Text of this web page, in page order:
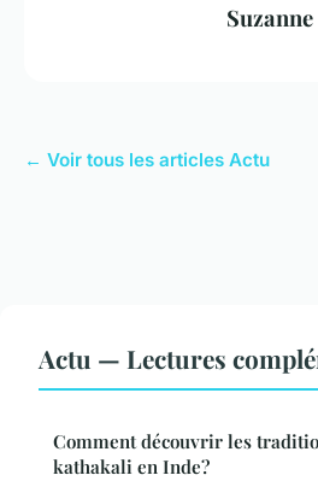
Suzanne
← Voir tous les articles Actu
Actu — Lectures
Comment découvrir les
kathakali en Inde?